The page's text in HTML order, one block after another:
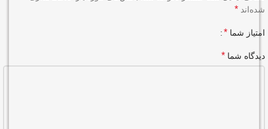
شده‌اند *
امتیاز شما *
دیدگاه شما *